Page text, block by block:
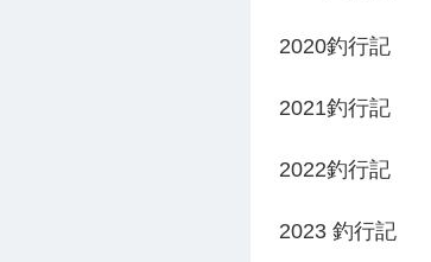
2020釣行記
2021釣行記
2022釣行記
2023 釣行記